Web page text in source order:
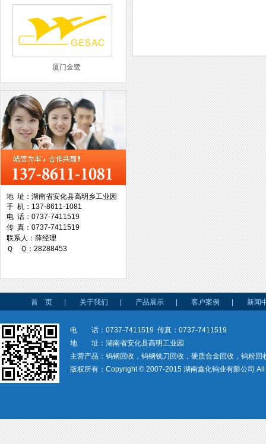
厦门金鹭
西工集团
台湾协威机械
台湾万事达切削科技
地 址：湖南省安化县高明乡工业园
手 机：137-8611-1081
电 话：0737-7411519
传 真：0737-7411519
联系人：薛经理
Ｑ Ｑ：28288453
首 页 关于我们 产品展示 客户案例 新闻
电 话：0737-7411519 传真：0737-7411519
地 址：湖南省安化县高明工业园
主营产品：钨钢回收，钨钢铣刀回收，硬质合金回收，钨粉回
版权所有：Copyright © 2007-2015 湖南鑫化钨业有限公司